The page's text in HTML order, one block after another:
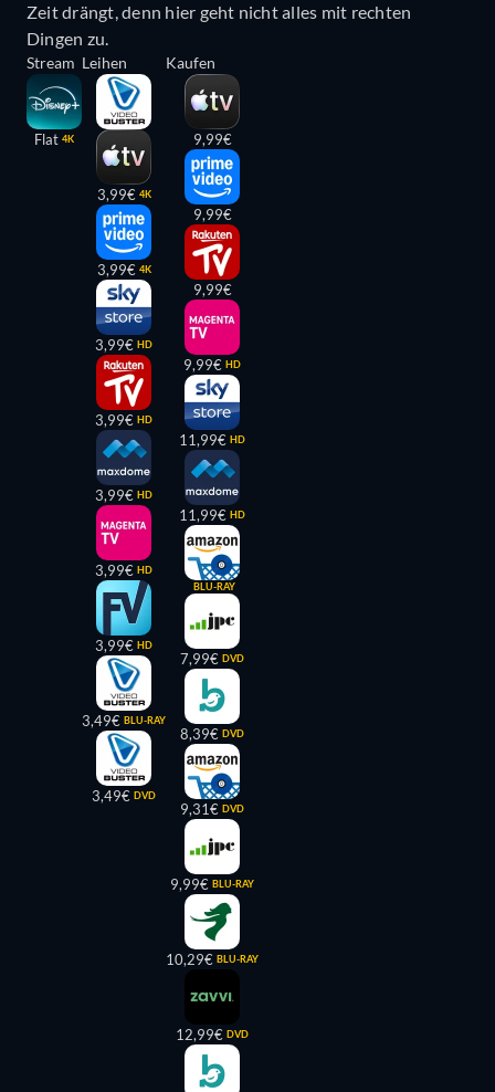
Zeit drängt, denn hier geht nicht alles mit rechten
Dingen zu.
Stream
Flat 4K
Leihen
3,99€ 4K
3,99€ 4K
3,99€ HD
3,99€ HD
3,99€ HD
3,99€ HD
3,99€ HD
3,49€ BLU-RAY
3,49€ DVD
Kaufen
9,99€
9,99€
9,99€
9,99€ HD
11,99€ HD
11,99€ HD
BLU-RAY
7,99€ DVD
8,39€ DVD
9,31€ DVD
9,99€ BLU-RAY
10,29€ BLU-RAY
12,99€ DVD